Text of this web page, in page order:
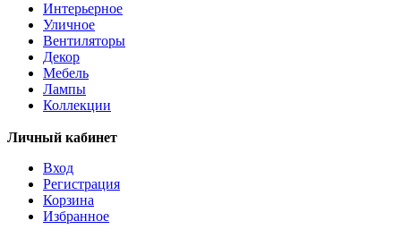
Интерьерное
Уличное
Вентиляторы
Декор
Мебель
Лампы
Коллекции
Личный кабинет
Вход
Регистрация
Корзина
Избранное